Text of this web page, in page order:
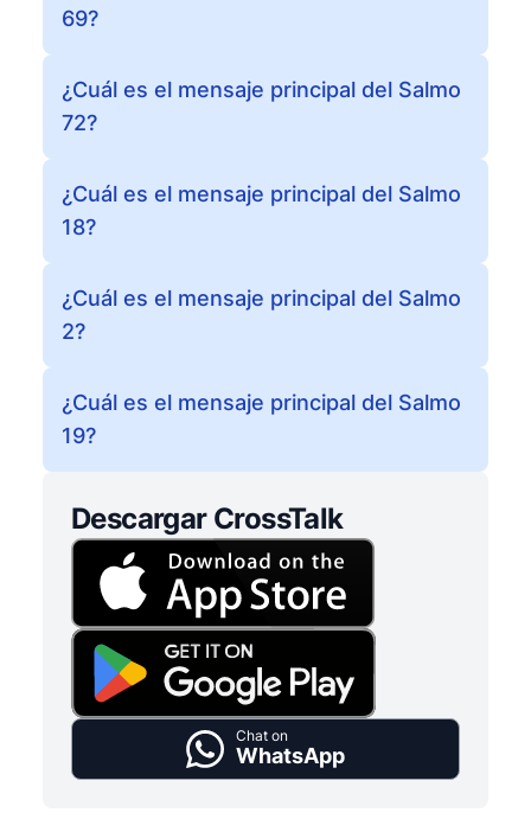
69?
¿Cuál es el mensaje principal del Salmo
72?
¿Cuál es el mensaje principal del Salmo
18?
¿Cuál es el mensaje principal del Salmo
2?
¿Cuál es el mensaje principal del Salmo
19?
Descargar CrossTalk
Chat on
WhatsApp